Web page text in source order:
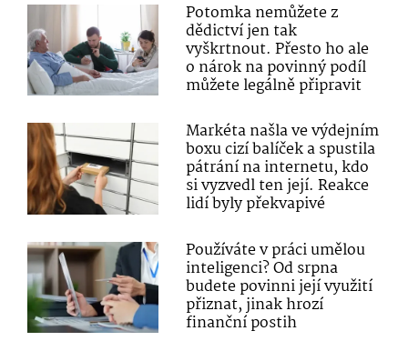
Potomka nemůžete z
dědictví jen tak
vyškrtnout. Přesto ho ale
o nárok na povinný podíl
můžete legálně připravit
Markéta našla ve výdejním
boxu cizí balíček a spustila
pátrání na internetu, kdo
si vyzvedl ten její. Reakce
lidí byly překvapivé
Používáte v práci umělou
inteligenci? Od srpna
budete povinni její využití
přiznat, jinak hrozí
finanční postih